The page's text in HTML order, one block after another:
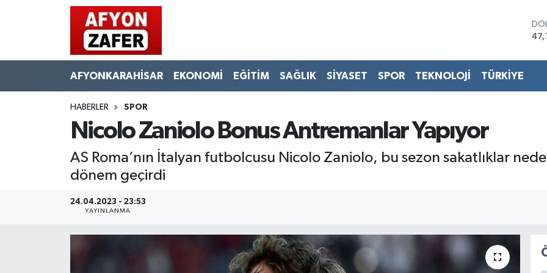
AFYONKARAHİSAR EKONOMİ EĞİTİM SAĞLIK SİYASET SPOR TEKNOLOJİ TÜRKİYE
HABERLER SPOR
Nicolo Zaniolo Bonus Antremanlar Yapıyor
AS Roma’nın İtalyan futbolcusu Nicolo Zaniolo, bu sezon sakatlıklar
dönem geçirdi
24.04.2023 - 23:53
YAYINLANMA